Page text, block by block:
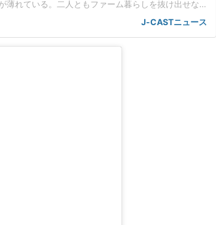
薄れている。二人ともファーム暮らしを抜け出せな
在籍時にウエスタン・リーグで5年連続本塁打王に輝
優人、大江竜聖と2対1のトレードで25年5月に巨人に
J-CASTニュース